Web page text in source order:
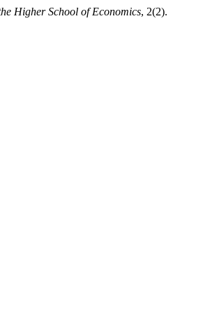
Higher School of Economics, 2(2).